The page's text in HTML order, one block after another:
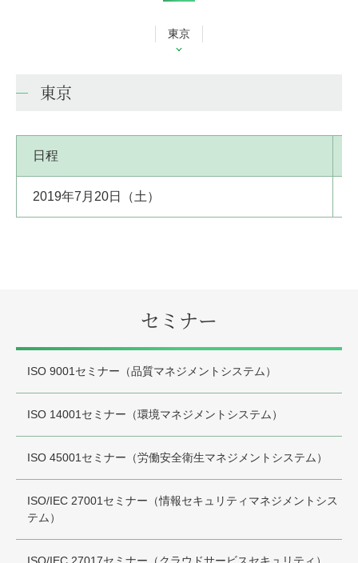
東京
東京
日程
2019年7月20日（土）
セミナー
ISO 9001セミナー（品質マネジメントシステム）
ISO 14001セミナー（環境マネジメントシステム）
ISO 45001セミナー（労働安全衛生マネジメントシステム）
ISO/IEC 27001セミナー（情報セキュリティマネジメントシス
テム）